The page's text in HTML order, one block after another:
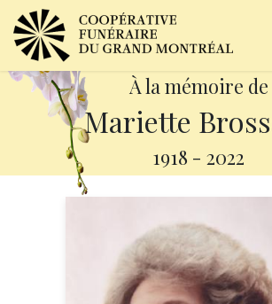
À la mémoire de
Mariette
1918 - 2022